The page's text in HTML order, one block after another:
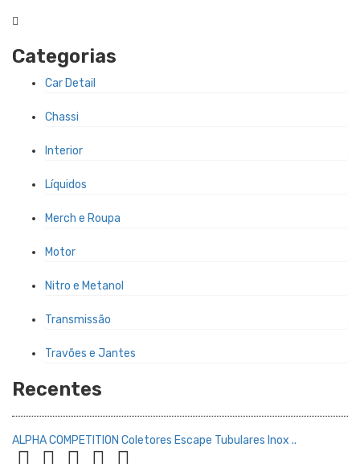
Categorias
Car Detail
Chassi
Interior
Líquidos
Merch e Roupa
Motor
Nitro e Metanol
Transmissão
Travões e Jantes
Recentes
ALPHA COMPETITION Coletores Escape Tubulares Inox ..